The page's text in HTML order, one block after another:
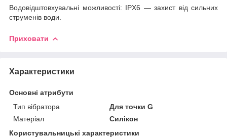
Водовідштовхувальні можливості: IPX6 — захист від сильних
струменів води.
Приховати
Характеристики
Основні атрибути
Тип вібратора
Для точки G
Матеріал
Силікон
Користувальницькі характеристики